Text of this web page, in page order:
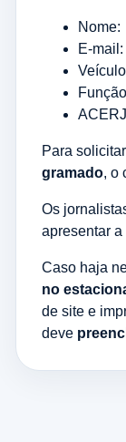
Nome:
E-mail:
Para
gramado, o
Os
apresentar a
Caso haja
no
de site e
deve